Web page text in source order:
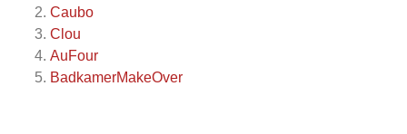
Caubo
Clou
AuFour
BadkamerMakeOver